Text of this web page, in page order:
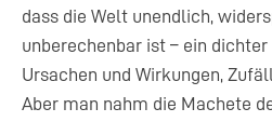
dass die Welt unendlich,
unberechenbar ist – ein
Ursachen und Wirkungen,
Aber man nahm die Machete